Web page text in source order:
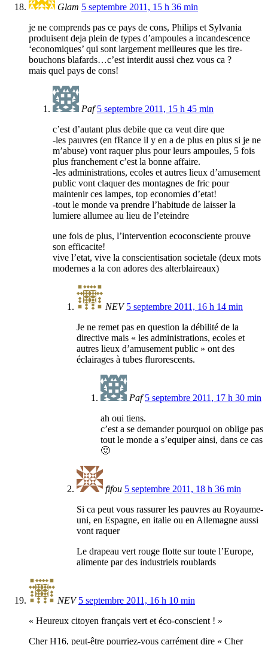
Glam 5 septembre 2011, 15 h 36 min
je ne comprends pas ce pays de cons, Philips et Sylvania
produisent deja plein de types d’ampoules a incandescence
‘economiques’ qui sont largement meilleures que les tire-
bouchons blafards…c’est interdit aussi chez vous ca ?
mais quel pays de cons!
Paf 5 septembre 2011, 15 h 45 min
c’est d’autant plus debile que ca veut dire que
-les pauvres (en fRance il y en a de plus en plus si je ne
m’abuse) vont raquer plus pour leurs ampoules, 5 fois
plus franchement c’est la bonne affaire.
-les administrations, ecoles et autres lieux d’amusement
public vont claquer des montagnes de fric pour
maintenir ces lampes, top economies d’etat!
-tout le monde va prendre l’habitude de laisser la
lumiere allumee au lieu de l’eteindre
une fois de plus, l’intervention ecoconsciente prouve
son efficacite!
vive l’etat, vive la conscientisation societale (deux mots
modernes a la con adores des alterblaireaux)
NEV 5 septembre 2011, 16 h 14 min
Je ne remet pas en question la débilité de la
directive mais « les administrations, ecoles et
autres lieux d’amusement public » ont des
éclairages à tubes flurorescents.
Paf 5 septembre 2011, 17 h 30 min
ah oui tiens.
c’est a se demander pourquoi on oblige pas
tout le monde a s’equiper ainsi, dans ce cas
🙂
fifou 5 septembre 2011, 18 h 36 min
Si ca peut vous rassurer les pauvres au Royaume-
uni, en Espagne, en italie ou en Allemagne aussi
vont raquer
Le drapeau vert rouge flotte sur toute l’Europe,
alimente par des industriels roublards
NEV 5 septembre 2011, 16 h 10 min
« Heureux citoyen français vert et éco-conscient ! »
Cher H16, peut-être pourriez-vous carrément dire « Cher